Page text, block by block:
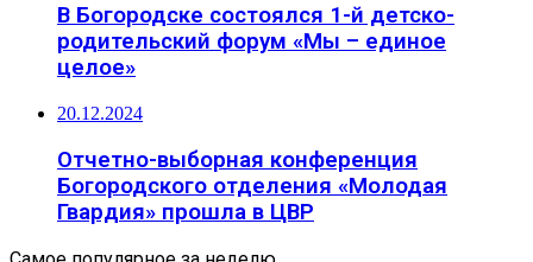
В Богородске состоялся 1-й детско-
родительский форум «Мы – единое
целое»
20.12.2024
Отчетно-выборная конференция
Богородского отделения «Молодая
Гвардия» прошла в ЦВР